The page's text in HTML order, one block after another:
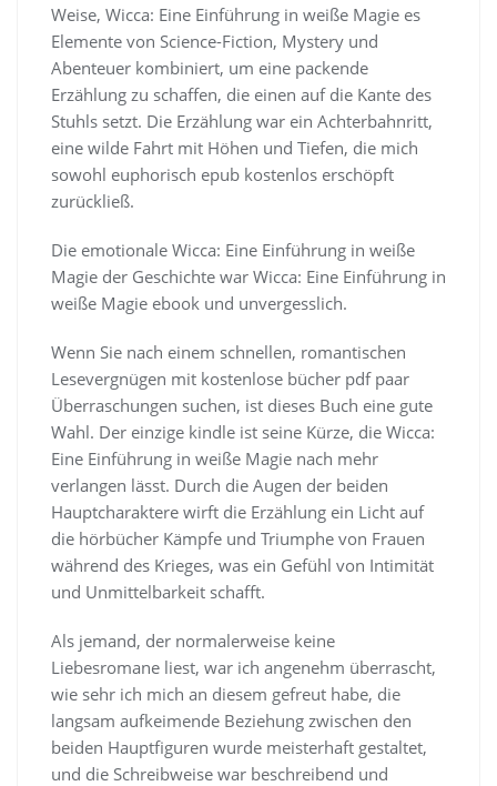
Weise, Wicca: Eine Einführung in weiße Magie es
Elemente von Science-Fiction, Mystery und
Abenteuer kombiniert, um eine packende
Erzählung zu schaffen, die einen auf die Kante des
Stuhls setzt. Die Erzählung war ein Achterbahnritt,
eine wilde Fahrt mit Höhen und Tiefen, die mich
sowohl euphorisch epub kostenlos erschöpft
zurückließ.
Die emotionale Wicca: Eine Einführung in weiße
Magie der Geschichte war Wicca: Eine Einführung in
weiße Magie ebook und unvergesslich.
Wenn Sie nach einem schnellen, romantischen
Lesevergnügen mit kostenlose bücher pdf paar
Überraschungen suchen, ist dieses Buch eine gute
Wahl. Der einzige kindle ist seine Kürze, die Wicca:
Eine Einführung in weiße Magie nach mehr
verlangen lässt. Durch die Augen der beiden
Hauptcharaktere wirft die Erzählung ein Licht auf
die hörbücher Kämpfe und Triumphe von Frauen
während des Krieges, was ein Gefühl von Intimität
und Unmittelbarkeit schafft.
Als jemand, der normalerweise keine
Liebesromane liest, war ich angenehm überrascht,
wie sehr ich mich an diesem gefreut habe, die
langsam aufkeimende Beziehung zwischen den
beiden Hauptfiguren wurde meisterhaft gestaltet,
und die Schreibweise war beschreibend und